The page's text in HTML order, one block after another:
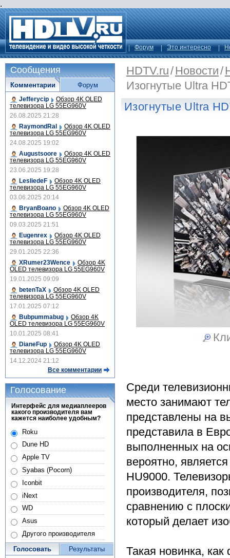
.
Форум Это интересно
HDTV.ru/Новости/
Изогнутые Ultra
Изогнутые Ultra
Среди
место занимают
представлены на
представила в
выполненных на
вероятно,
HU9000.
производителя,
сравнению с
который делает
Такая новинка,
Сообщения
Комментарии
Jefferycip Обзор 4K OLED
телевизора LG 55EG960V
26.08.2025 21:28
RaymondRal
Обзор 4K OLED
телевизора LG 55EG960V
24.08.2025 19:02
Augustsoore
Обзор 4K OLED
телевизора LG 55EG960V
23.06.2025 19:28
LesliedeF
Обзор 4K OLED
телевизора LG 55EG960V
03.06.2025 20:14
BryanBoano
Обзор 4K OLED
телевизора LG 55EG960V
09.03.2025 21:51
Eugenrex
Обзор 4K OLED
телевизора LG 55EG960V
29.01.2025 22:36
XRumer23Wence
Обзор 4K
OLED телевизора LG 55EG960V
19.01.2025 09:09
betenTaX
Обзор 4K OLED
телевизора LG 55EG960V
17.01.2025 07:12
Bubpummabug
Обзор 4K
OLED телевизора LG 55EG960V
10.01.2025 08:41
DianeFup
Обзор 4K OLED
телевизора LG 55EG960V
14.12.2024 21:12
Все комментарии
Форум
Голосование
Интерфейс для медиаплееров
какого производителя вам
кажется наиболее удобным?
Roku
Dune HD
Apple TV
Syabas (Pocorn)
Iconbit
iNext
WD
Asus
Другого производителя
Голосовать Результаты